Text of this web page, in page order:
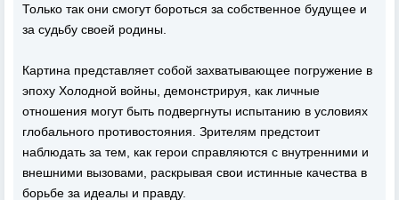
Только так они смогут бороться за собственное будущее и
за судьбу своей родины.
Картина представляет собой захватывающее погружение в
эпоху Холодной войны, демонстрируя, как личные
отношения могут быть подвергнуты испытанию в условиях
глобального противостояния. Зрителям предстоит
наблюдать за тем, как герои справляются с внутренними и
внешними вызовами, раскрывая свои истинные качества в
борьбе за идеалы и правду.